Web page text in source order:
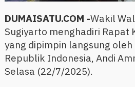
DUMAISATU.COM -Wakil
Sugiyarto menghadiri Rapat
yang dipimpin langsung
Republik Indonesia, Andi
Selasa (22/7/2025).